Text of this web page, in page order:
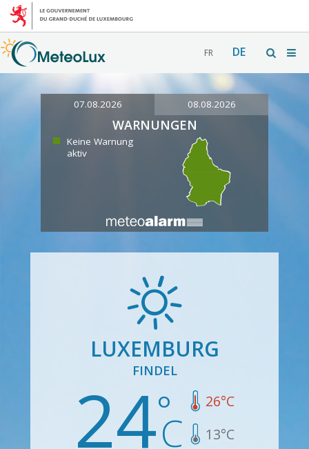
FR DE
07.08.2026 08.08.2026
WARNUNGEN
Keine Warnung
aktiv
LUXEMBURG
FINDEL
24 26°C
13°C